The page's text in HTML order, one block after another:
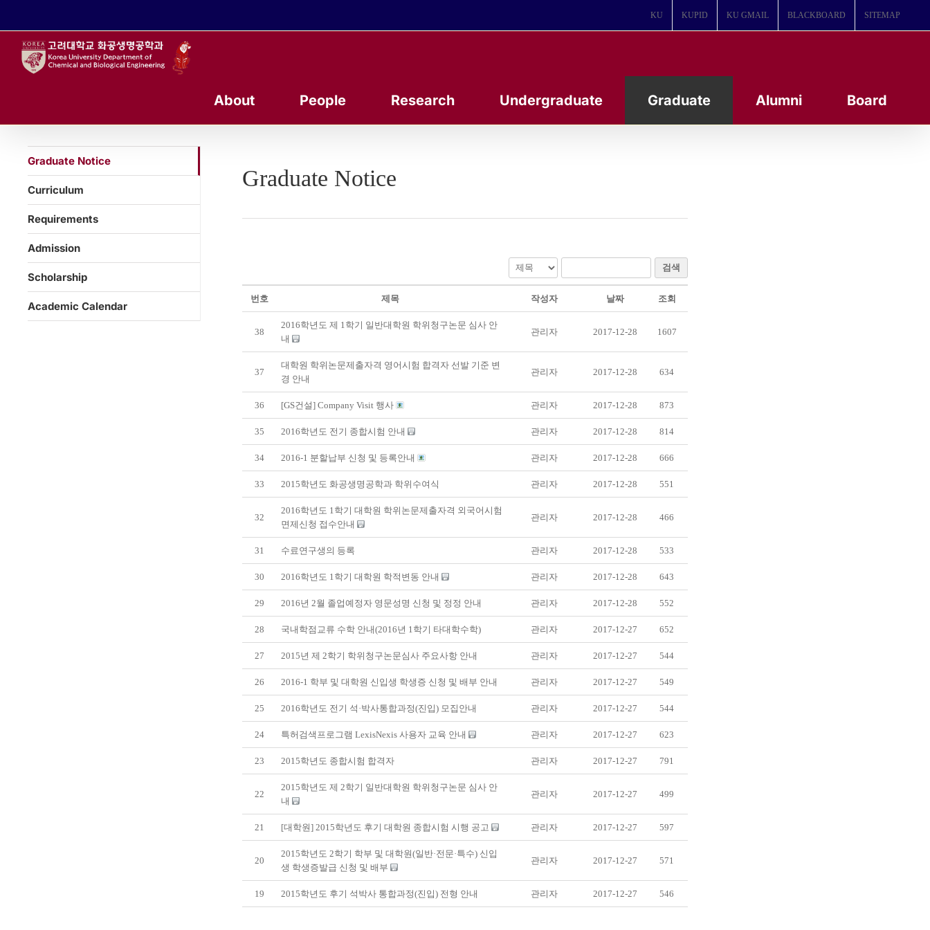
KU KUPID KU GMAIL BLACKBOARD SITEMAP
About People Research Undergraduate Graduate Alumni Board
Graduate Notice
검색
번호 제목 작성자 날짜 조회
38
2016학년도 제 1학기 일반대학원 학위청구논문 심사 안
내
관리자 2017-12-28 1607
37
대학원 학위논문제출자격 영어시험 합격자 선발 기준 변
경 안내
관리자 2017-12-28 634
36 [GS건설] Company Visit 행사 관리자 2017-12-28 873
35 2016학년도 전기 종합시험 안내 관리자 2017-12-28 814
34 2016-1 분할납부 신청 및 등록안내 관리자 2017-12-28 666
33 2015학년도 화공생명공학과 학위수여식 관리자 2017-12-28 551
32
2016학년도 1학기 대학원 학위논문제출자격 외국어시험
면제신청 접수안내
관리자 2017-12-28 466
31 수료연구생의 등록 관리자 2017-12-28 533
30 2016학년도 1학기 대학원 학적변동 안내 관리자 2017-12-28 643
29 2016년 2월 졸업예정자 영문성명 신청 및 정정 안내 관리자 2017-12-28 552
28 국내학점교류 수학 안내(2016년 1학기 타대학수학) 관리자 2017-12-27 652
27 2015년 제 2학기 학위청구논문심사 주요사항 안내 관리자 2017-12-27 544
26 2016-1 학부 및 대학원 신입생 학생증 신청 및 배부 안내 관리자 2017-12-27 549
25 2016학년도 전기 석·박사통합과정(진입) 모집안내 관리자 2017-12-27 544
24 특허검색프로그램 LexisNexis 사용자 교육 안내 관리자 2017-12-27 623
23 2015학년도 종합시험 합격자 관리자 2017-12-27 791
22
2015학년도 제 2학기 일반대학원 학위청구논문 심사 안
내
관리자 2017-12-27 499
21 [대학원] 2015학년도 후기 대학원 종합시험 시행 공고 관리자 2017-12-27 597
20
2015학년도 2학기 학부 및 대학원(일반·전문·특수) 신입
생 학생증발급 신청 및 배부
관리자 2017-12-27 571
19 2015학년도 후기 석박사 통합과정(진입) 전형 안내 관리자 2017-12-27 546
Graduate Notice
Curriculum
Requirements
Admission
Scholarship
Academic Calendar